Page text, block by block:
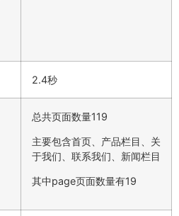
2.4秒
总共页面数量119
主要包含首页、产品栏目、关
于我们、联系我们、新闻栏目
其中page页面数量有19